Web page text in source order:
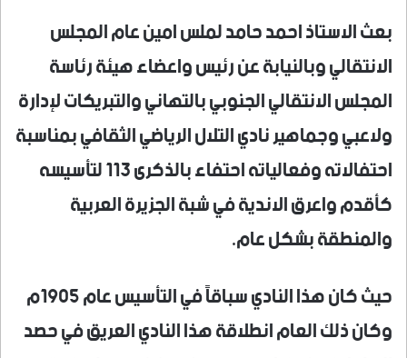
بعث الاستاذ احمد حامد لملس امين عام المجلس
الانتقالي وبالنيابة عن رئيس واعضاء هيئة رئاسة
المجلس الانتقالي الجنوبي بالتهاني والتبريكات لإدارة
ولاعبي وجماهير نادي التلال الرياضي الثقافي بمناسبة
احتفالاته وفعالياته احتفاء بالذكرى ١١٣ لتأسيسه
كأقدم واعرق الاندية في شبة الجزيرة العربية
والمنطقة بشكل عام.
حيث كان هذا النادي سباقاً في التأسيس عام ١٩٠٥م
وكان ذلك العام انطلاقة هذا النادي العريق في حصد